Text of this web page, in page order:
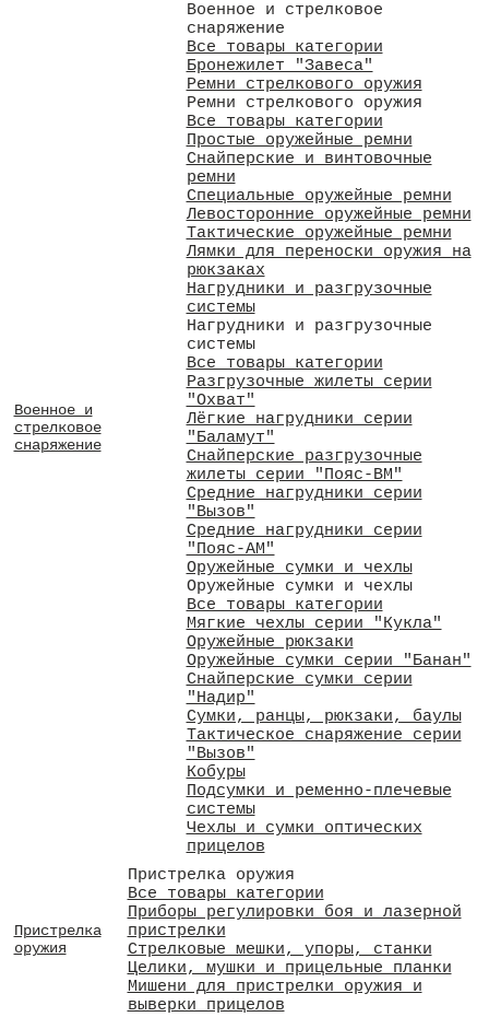
Военное и
стрелковое
снаряжение
Военное и стрелковое
снаряжение
Все товары категории
Бронежилет "Завеса"
Ремни стрелкового оружия
Ремни стрелкового оружия
Все товары категории
Простые оружейные ремни
Снайперские и винтовочные
ремни
Специальные оружейные ремни
Левосторонние оружейные ремни
Тактические оружейные ремни
Лямки для переноски оружия на
рюкзаках
Нагрудники и разгрузочные
системы
Нагрудники и разгрузочные
системы
Все товары категории
Разгрузочные жилеты серии
"Охват"
Лёгкие нагрудники серии
"Баламут"
Снайперские разгрузочные
жилеты серии "Пояс-ВМ"
Средние нагрудники серии
"Вызов"
Средние нагрудники серии
"Пояс-АМ"
Оружейные сумки и чехлы
Оружейные сумки и чехлы
Все товары категории
Мягкие чехлы серии "Кукла"
Оружейные рюкзаки
Оружейные сумки серии "Банан"
Снайперские сумки серии
"Надир"
Сумки, ранцы, рюкзаки, баулы
Тактическое снаряжение серии
"Вызов"
Кобуры
Подсумки и ременно-плечевые
системы
Чехлы и сумки оптических
прицелов
Пристрелка
оружия
Пристрелка оружия
Все товары категории
Приборы регулировки боя и лазерной
пристрелки
Стрелковые мешки, упоры, станки
Целики, мушки и прицельные планки
Мишени для пристрелки оружия и
выверки прицелов